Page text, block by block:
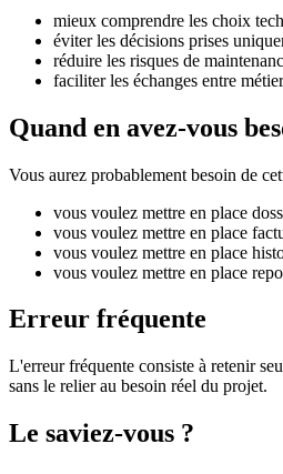
mieux comprendre les choix
éviter les décisions prises
réduire les risques de
faciliter les échanges entre
Quand en avez-vous
Vous aurez probablement besoin de
vous voulez mettre en place
vous voulez mettre en place
vous voulez mettre en place
vous voulez mettre en place
Erreur fréquente
L'erreur fréquente consiste à retenir
sans le relier au besoin réel du projet.
Le saviez-vous ?